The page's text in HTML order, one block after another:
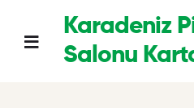
Karadeniz
Salonu